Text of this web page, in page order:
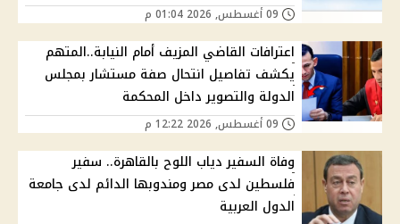
اعترافات القاضي المزيف أمام النيابة..المتهم
يكشف تفاصيل انتحال صفة مستشار بمجلس
الدولة والتصوير داخل المحكمة
وفاة السفير دياب اللوح بالقاهرة.. سفير
فلسطين لدى مصر ومندوبها الدائم لدى جامعة
الدول العربية